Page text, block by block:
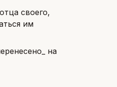
своего,
им
на